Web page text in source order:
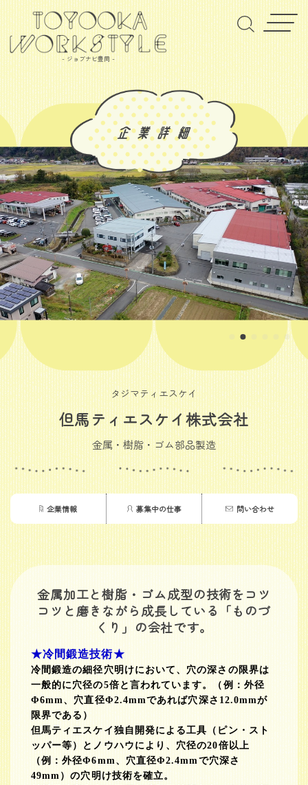
- ジョブナビ豊岡 -
タジマティエスケイ
但馬ティエスケイ株式会社
金属・樹脂・ゴム部品製造
企業情報 募集中の仕事 問い合わせ
金属加工と樹脂・ゴム成型の技術をコツ
コツと磨きながら成長している「ものづ
くり」の会社です。
★冷間鍛造技術★
冷間鍛造の細径穴明けにおいて、穴の深さの限界は
一般的に穴径の5倍と言われています。（例：外径
Φ6mm、穴直径Φ2.4mmであれば穴深さ12.0mmが
限界である）
但馬ティエスケイ独自開発による工具（ピン・スト
ッパー等）とノウハウにより、穴径の20倍以上
（例：外径Φ6mm、穴直径Φ2.4mmで穴深さ
49mm）の穴明け技術を確立。